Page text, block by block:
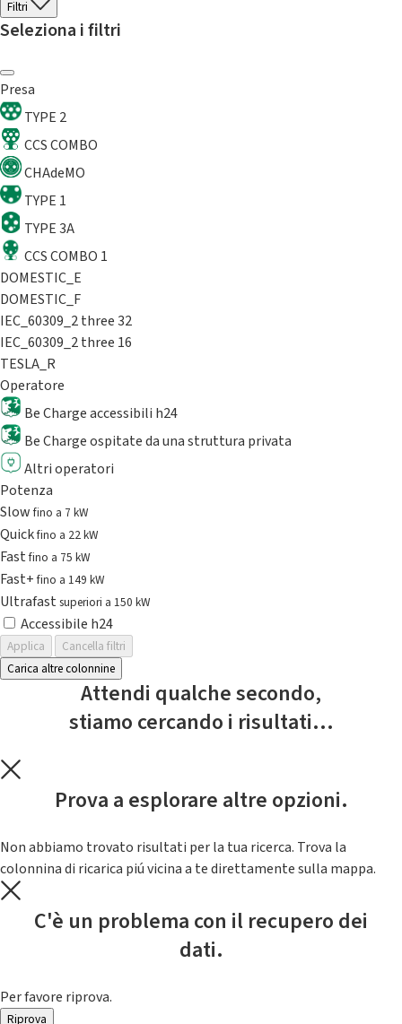
Filtri
Seleziona i filtri
Presa
TYPE 2
CCS COMBO
CHAdeMO
TYPE 1
TYPE 3A
CCS COMBO 1
DOMESTIC_E
DOMESTIC_F
IEC_60309_2 three 32
IEC_60309_2 three 16
TESLA_R
Operatore
Be Charge accessibili h24
Be Charge ospitate da una struttura privata
Altri operatori
Potenza
Slowfino a 7 kW
Quickfino a 22 kW
Fastfino a 75 kW
Fast+fino a 149 kW
Ultrafast superiori a 150 kW
Accessibile h24
Applica
Cancella filtri
Carica altre colonnine
Attendi qualche secondo,
stiamo cercando i risultati...
Prova a esplorare altre opzioni.
Non abbiamo trovato risultati per la tua ricerca. Trova la
colonnina di ricarica piú vicina a te direttamente sulla mappa.
C'è un problema con il recupero dei
dati.
Per favore riprova.
Riprova